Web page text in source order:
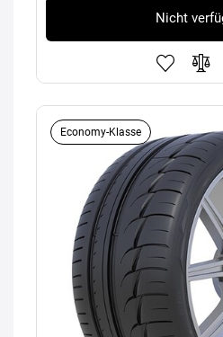
Nicht
Economy-Klasse